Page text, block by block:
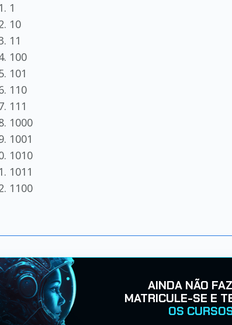
1
10
11
100
101
110
111
1000
1001
1010
1011
1100
AINDA NÃO
MATRICULE-SE E
OS